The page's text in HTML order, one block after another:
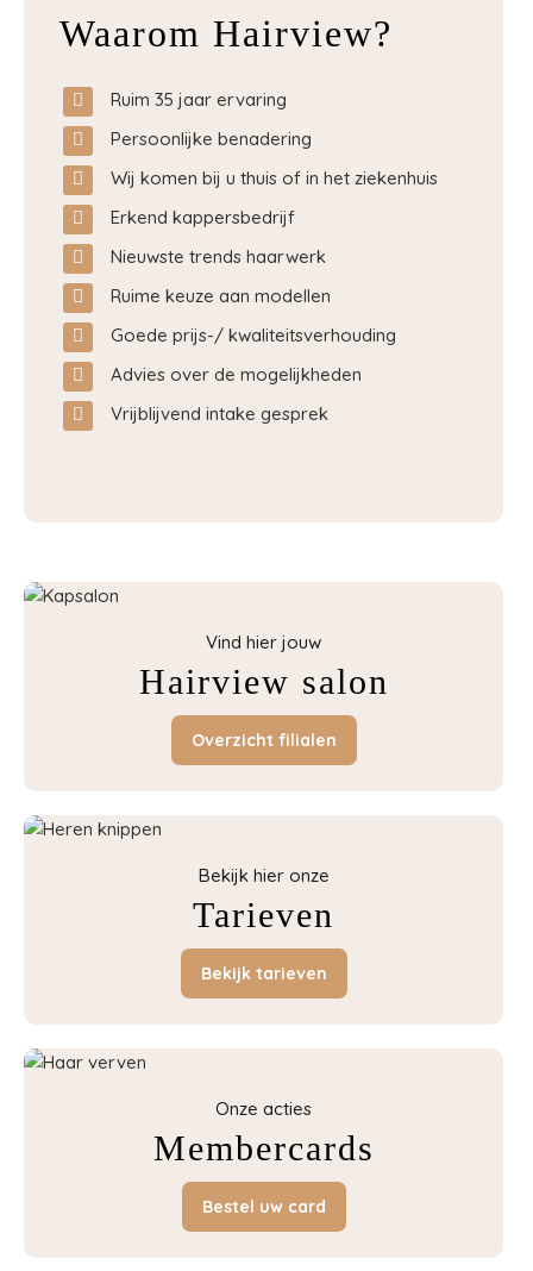
Waarom Hairview?
Ruim 35 jaar ervaring
Persoonlijke benadering
Wij komen bij u thuis of in het ziekenhuis
Erkend kappersbedrijf
Nieuwste trends haarwerk
Ruime keuze aan modellen
Goede prijs-/ kwaliteitsverhouding
Advies over de mogelijkheden
Vrijblijvend intake gesprek
Vind hier jouw
Hairview salon
Overzicht filialen
Bekijk hier onze
Tarieven
Bekijk tarieven
Onze acties
Membercards
Bestel uw card